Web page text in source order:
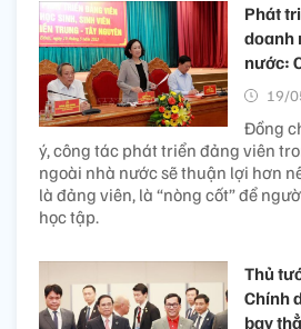
Phát
doanh
nước:
19/
Đồng
ý, công tác phát triển đảng viên
ngoài nhà nước sẽ thuận lợi hơn
là đảng viên, là “nòng cốt” để
học tập.
Thủ
Chính
bay